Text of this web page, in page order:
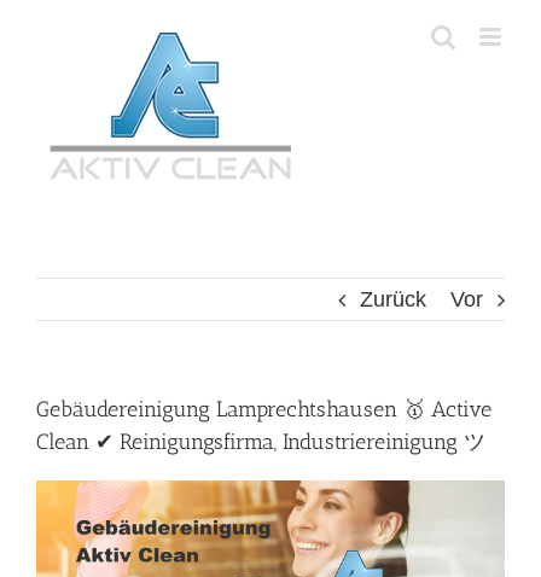
Zurück Vor
Gebäudereinigung Lamprechtshausen 🥇 Active
Clean ✔ Reinigungsfirma, Industriereinigung ツ